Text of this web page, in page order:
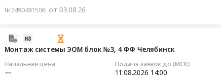
№2490481506 от 03.08.26
Монтаж системы ЭОМ блок №3, 4 ФФ Челябинск
Начальная цена
—
Подача заявок до (МСК)
11.08.2026 14:00